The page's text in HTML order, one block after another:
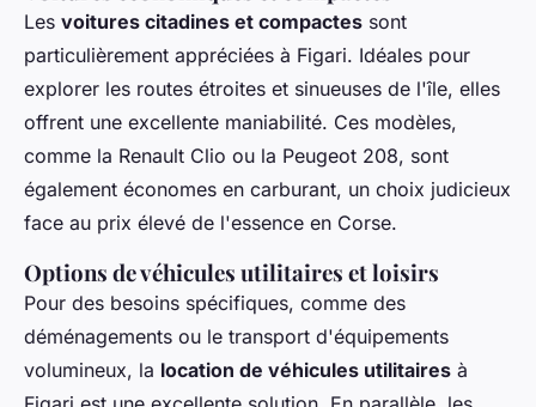
Les voitures citadines et compactes sont
particulièrement appréciées à Figari. Idéales pour
explorer les routes étroites et sinueuses de l'île, elles
offrent une excellente maniabilité. Ces modèles,
comme la Renault Clio ou la Peugeot 208, sont
également économes en carburant, un choix judicieux
face au prix élevé de l'essence en Corse.
Options de véhicules utilitaires et loisirs
Pour des besoins spécifiques, comme des
déménagements ou le transport d'équipements
volumineux, la location de véhicules utilitaires à